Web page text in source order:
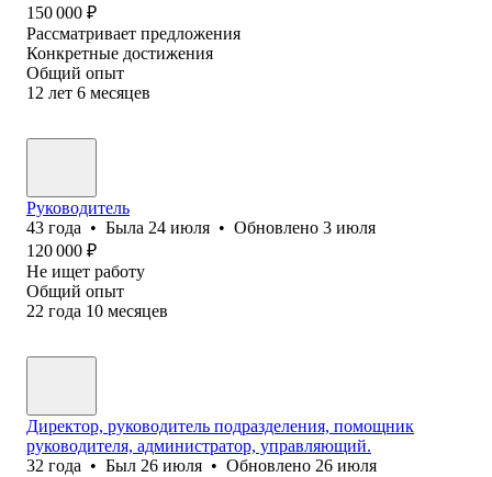
150 000 ₽
Рассматривает предложения
Конкретные достижения
Общий опыт
12 лет 6 месяцев
Руководитель
43 года • Была 24 июля • Обновлено 3 июля
120 000 ₽
Не ищет работу
Общий опыт
22 года 10 месяцев
Директор, руководитель подразделения, помощник
руководителя, администратор, управляющий.
32 года • Был 26 июля • Обновлено 26 июля